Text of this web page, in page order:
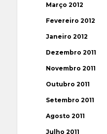
Março 2012
Fevereiro 2012
Janeiro 2012
Dezembro 2011
Novembro 2011
Outubro 2011
Setembro 2011
Agosto 2011
Julho 2011